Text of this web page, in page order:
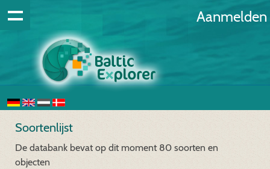
Aanmelden
Soortenlijst
De databank bevat op dit moment 80 soorten en
objecten